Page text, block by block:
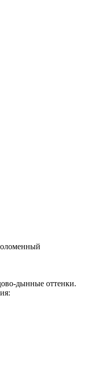
дынные оттенки.